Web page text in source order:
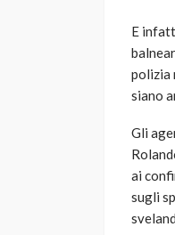
E
polizia
siano
Gli
ai
sugli